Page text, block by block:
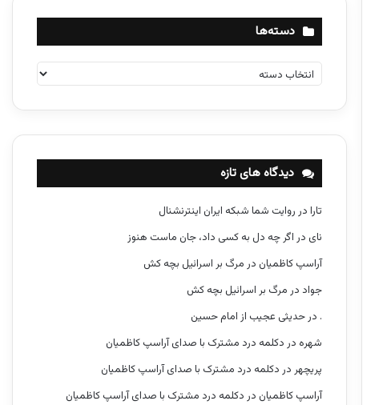
دسته‌ها
س
ه
دیدگاه های تازه
تارا در روایت شما شبکه ایران اینترنشنال
نای در اگر چه دل به کسی داد، جان ماست هنوز
آراسپ کاظمیان در مرگ بر اسرائیل بچه کش
جواد در مرگ بر اسرائیل بچه کش
. درحدیثی عجیب از امام حسین
شهره در دکلمه درد مشترک با صدای آراسپ کاظمیان
پریچهر در دکلمه درد مشترک با صدای آراسپ کاظمیان
آراسپ کاظمیان در دکلمه درد مشترک با صدای آراسپ کاظمیان